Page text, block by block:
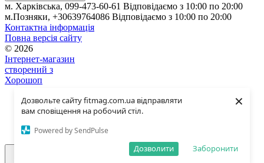
Дозвольте сайту fitmag.com.ua відправляти
вам сповіщення на робочий стіл.
Powered by SendPulse
Заборонити
Дозволити
×
м. Харківська, 099-473-60-61 Відповідаємо з 10:00 по 20:00
м.Позняки, +30639764086 Відповідаємо з 10:00 по 20:00
Контактна інформація
Повна версія сайту
© 2026
Інтернет-магазин
створений з
Хорошоп